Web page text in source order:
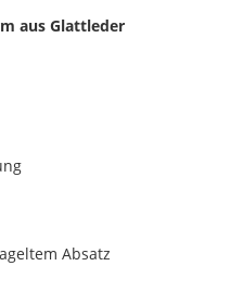
aus Glattleder
Absatz